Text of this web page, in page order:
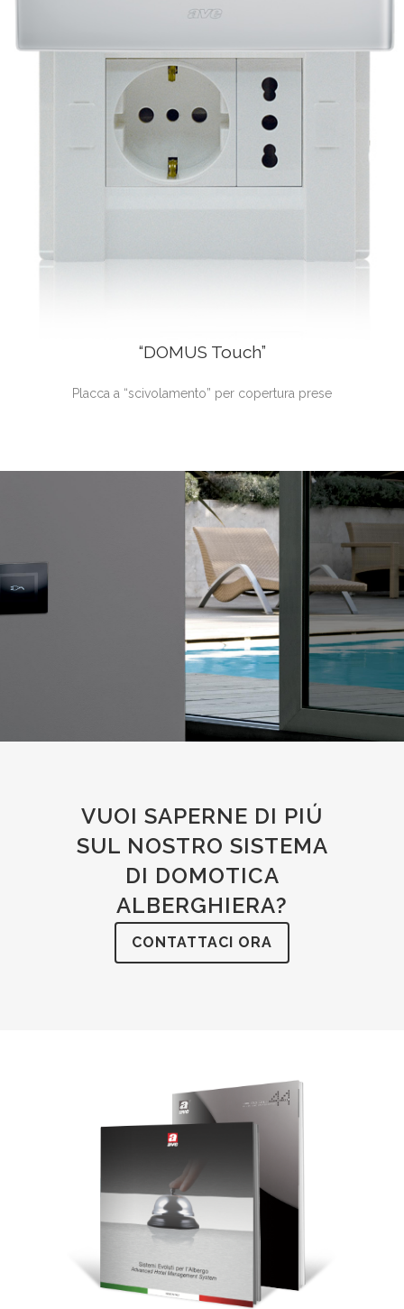
“DOMUS Touch”
Placca a “scivolamento” per copertura prese
VUOI SAPERNE DI PIÚ
SUL NOSTRO SISTEMA
DI DOMOTICA
ALBERGHIERA?
CONTATTACI ORA